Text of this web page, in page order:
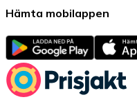
Hämta mobilappen